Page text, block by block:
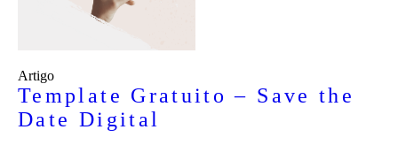
Artigo
Template Gratuito – Save the
Date Digital